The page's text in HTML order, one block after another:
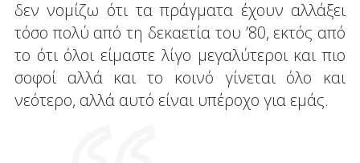
δεν νομίζω ότι τα πράγματα έχουν αλλάξει
τόσο πολύ από τη δεκαετία του ’80, εκτός από
το ότι όλοι είμαστε λίγο μεγαλύτεροι και πιο
σοφοί αλλά και το κοινό γίνεται όλο και
νεότερο, αλλά αυτό είναι υπέροχο για εμάς.